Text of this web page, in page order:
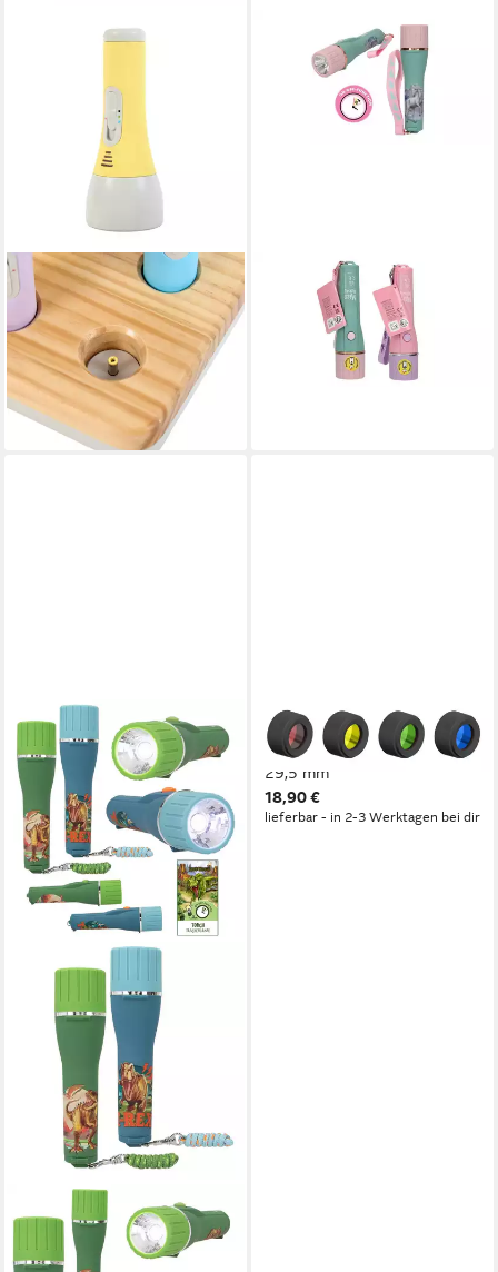
TTS
Taschenlampe Taschenlampen
Easi-Torch - Set 6 bunte
Kinder-Taschenlampen inkl.
Lade
137,95 €
lieferbar - in 3-4 Werktagen bei dir
DEPESCHE
Taschenlampe MM
Taschenlampe mit Timer
ab 11,95 €
lieferbar - in 3-4 Werktagen bei dir
DEPESCHE
Taschenlampe Dino World
Taschenlampe
LEDLENSER
Taschenlampe Farbfilter Set
29,5 mm
18,90 €
lieferbar - in 2-3 Werktagen bei dir